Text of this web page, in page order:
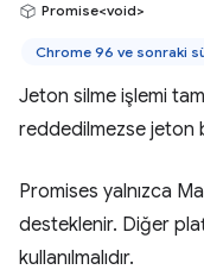
Promise<void>
Chrome 96 ve sonraki
Jeton silme işlemi
reddedilmezse jeton
Promises yalnızca
desteklenir. Diğer
kullanılmalıdır.